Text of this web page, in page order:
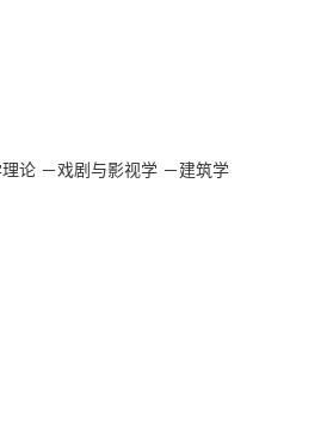
论 －戏剧与影视学 －建筑学